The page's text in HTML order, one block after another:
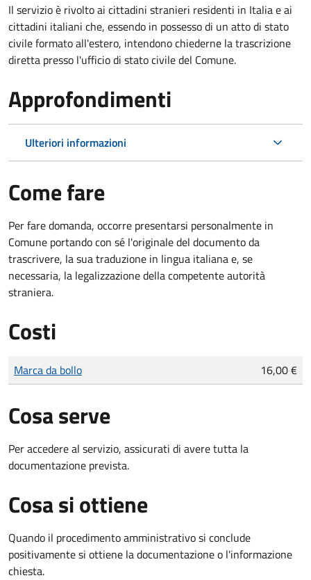
Il servizio è rivolto ai cittadini stranieri residenti in Italia e ai
cittadini italiani che, essendo in possesso di un atto di stato
civile formato all'estero, intendono chiederne la trascrizione
diretta presso l'ufficio di stato civile del Comune.
Approfondimenti
Ulteriori informazioni
Come fare
Per fare domanda, occorre presentarsi personalmente in
Comune portando con sé l'originale del documento da
trascrivere, la sua traduzione in lingua italiana e, se
necessaria, la legalizzazione della competente autorità
straniera.
Costi
Tipo di pagamento
Importo
Marca da bollo 16,00 €
Cosa serve
Per accedere al servizio, assicurati di avere tutta la
documentazione prevista.
Cosa si ottiene
Quando il procedimento amministrativo si conclude
positivamente si ottiene la documentazione o l'informazione
chiesta.